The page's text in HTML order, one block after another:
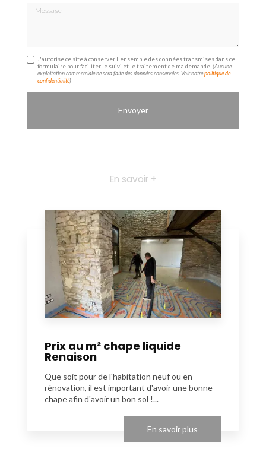
Message
J'autorise ce site à conserver l'ensemble des données transmises dans ce
formulaire pour faciliter le suivi et le traitement de ma demande.(Aucune
exploitation commerciale ne sera faite des données conservées. Voir notrepolitique de
confidentialité)
En savoir +
Prix au m² chape liquide
Renaison
Que soit pour de l'habitation neuf ou en
rénovation, il est important d'avoir une bonne
chape afin d'avoir un bon sol !...
En savoir plus